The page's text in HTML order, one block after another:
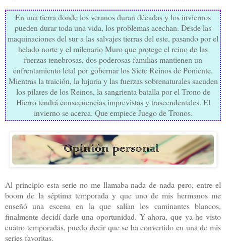
En una tierra donde los veranos duran décadas y los inviernos
pueden durar toda una vida, los problemas acechan. Desde las
maquinaciones del sur a las salvajes tierras del este, pasando por el
helado norte y el milenario Muro que protege el reino de las
fuerzas tenebrosas, dos poderosas familias mantienen un
enfrentamiento letal por gobernar los Siete Reinos de Poniente.
Mientras la traición, la lujuria y las fuerzas sobrenaturales sacuden
los pilares de los Reinos, la sangrienta batalla por el Trono de
Hierro tendrá consecuencias imprevistas y trascendentales. El
invierno se acerca. Que empiece Juego de Tronos.
Al principio esta serie no me llamaba nada de nada pero, entre el
boom de la séptima temporada y que uno de mis hermanos me
enseñó una escena en la que salían los caminantes blancos,
finalmente decidí darle una oportunidad. Y ahora, que ya he visto
cuatro temporadas, puedo decir que se ha convertido en una de mis
series favoritas.